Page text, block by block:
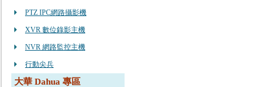
PTZ IPC網路攝影機
XVR 數位錄影主機
NVR 網路監控主機
行動尖兵
大華 Dahua 專區